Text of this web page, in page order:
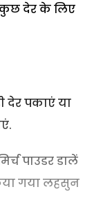
देर के लिए
देर पकाएं या
पाउडर डालें
गया लहसुन